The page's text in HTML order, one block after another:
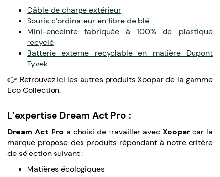
Câble de charge extérieur
Souris d’ordinateur en fibre de blé
Mini-enceinte fabriquée à 100% de plastique
recyclé
Batterie externe recyclable en matière Dupont
Tyvek
👉 Retrouvez ici les autres produits Xoopar de la gamme
Eco Collection.
L’expertise Dream Act Pro :
Dream Act Pro a choisi de travailler avec Xoopar car la
marque propose des produits répondant à notre critère
de sélection suivant :
Matières écologiques